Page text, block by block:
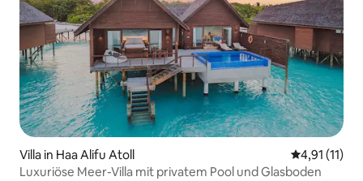
Villa in Haa Alifu Atoll
4,91 (11)
Luxuriöse Meer-Villa mit privatem Pool und Glasboden